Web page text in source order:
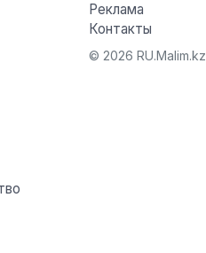
Реклама
Контакты
© 2026 RU.Malim.kz